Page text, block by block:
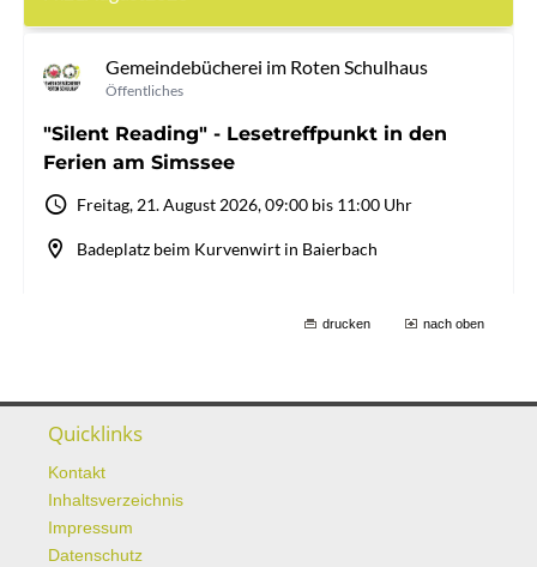
drucken nach oben
Quicklinks
Kontakt
Inhaltsverzeichnis
Impressum
Datenschutz